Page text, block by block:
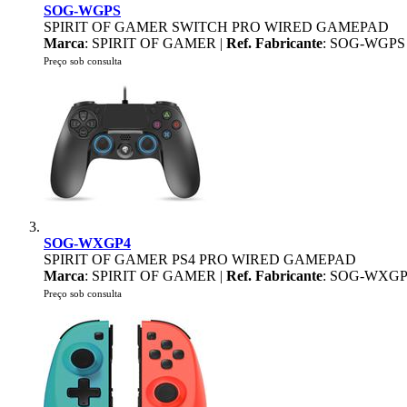
SOG-WGPS
SPIRIT OF GAMER SWITCH PRO WIRED GAMEPAD
Marca: SPIRIT OF GAMER | Ref. Fabricante: SOG-WGPS
Preço sob consulta
SOG-WXGP4
SPIRIT OF GAMER PS4 PRO WIRED GAMEPAD
Marca: SPIRIT OF GAMER | Ref. Fabricante: SOG-
Preço sob consulta